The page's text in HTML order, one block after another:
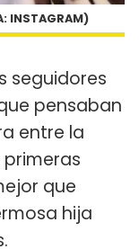
INSTAGRAM)
seguidores
pensaban
entre la
que
hija